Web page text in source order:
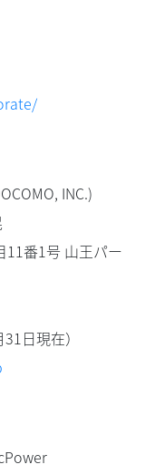
INC.)
11番1号 山王パー
日現在）